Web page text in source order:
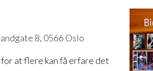
8, 0566 Oslo
at flere kan få erfare det